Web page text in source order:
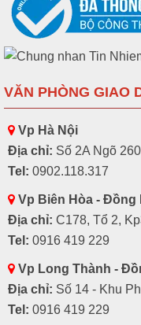
VĂN PHÒNG GIAO
Vp Hà Nội
Địa chỉ: Số 2A Ngõ
Tel: 0902.118.317
Vp Biên Hòa - Đồng
Địa chỉ: C178, Tổ 2,
Tel: 0916 419 229
Vp Long Thành -
Địa chỉ: Số 14 - Khu
Tel: 0916 419 229